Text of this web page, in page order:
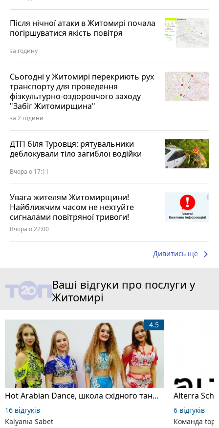
Після нічної атаки в Житомирі почала
погіршуватися якість повітря
за годину
Сьогодні у Житомирі перекриють рух
транспорту для проведення
фізкультурно-оздоровчого заходу
"Забіг Житомирщина"
за 2 години
ДТП біля Туровця: рятувальники
деблокували тіло загиблої водійки
Вчора о 17:11
Увага жителям Житомирщини!
Найближчим часом не нехтуйте
сигналами повітряної тривоги!
Вчора о 22:00
Дивитись ще keyboard_arrow_right
Ваші відгуки про послуги у
Житомирі
Hot Arabian Dance, школа східного танцю
4.5
16 відгуків
Kalyania Sabet
6 відгуків
Команда